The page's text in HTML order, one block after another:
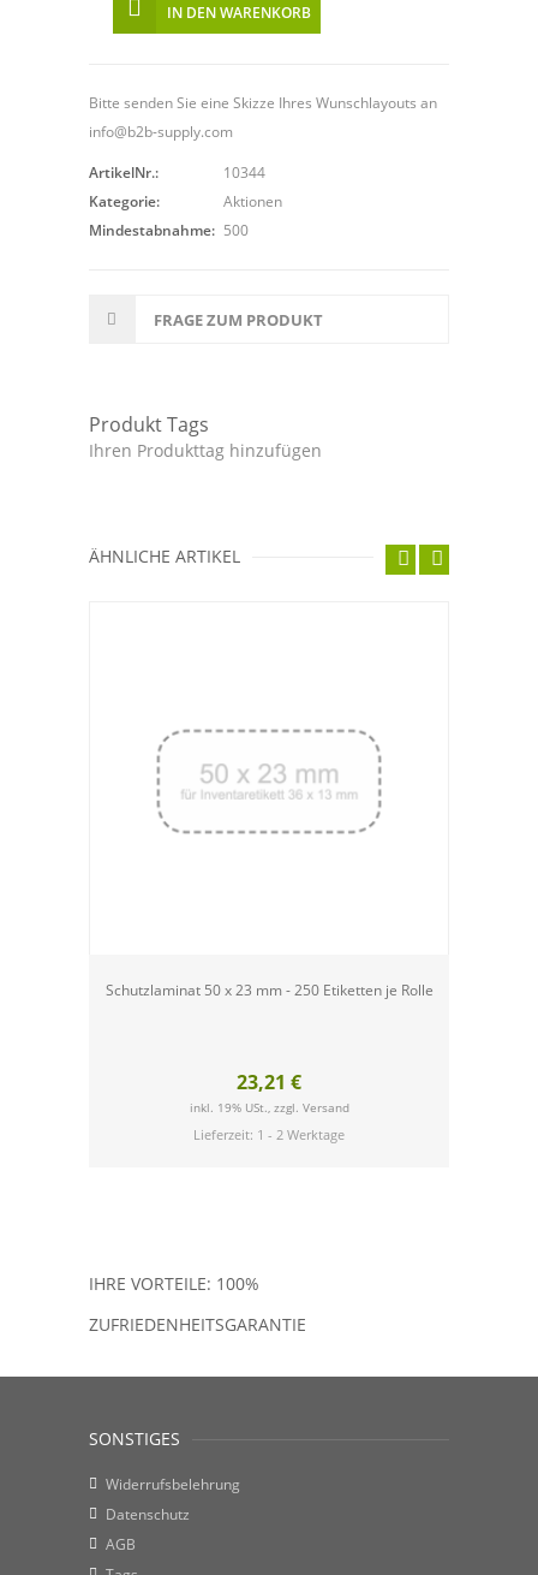
IN DEN WARENKORB
Bitte senden Sie eine Skizze Ihres Wunschlayouts an
info@b2b-supply.com
ArtikelNr.:
10344
Kategorie:
Aktionen
Mindestabnahme: 500
FRAGE ZUM PRODUKT
Produkt Tags
Ihren Produkttag hinzufügen
ÄHNLICHE ARTIKEL
Schutzlaminat 50 x 23 mm - 250 Etiketten je Rolle
23,21 €
inkl. 19% USt., zzgl. Versand
Lieferzeit: 1 - 2 Werktage
IHRE VORTEILE: 100%
ZUFRIEDENHEITSGARANTIE
SONSTIGES
Widerrufsbelehrung
Datenschutz
AGB